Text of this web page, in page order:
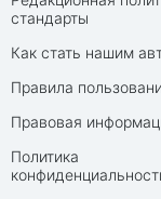
стандарты
Как стать нашим
Правила
Правовая
Политика